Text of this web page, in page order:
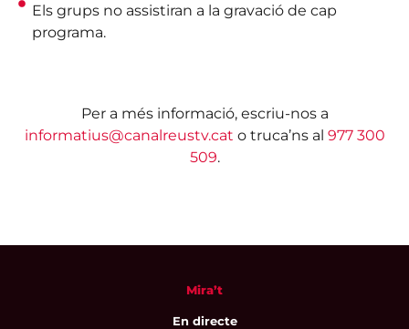
Els grups no assistiran a la gravació de cap
programa.
Per a més informació, escriu-nos a
informatius@canalreustv.cat o truca’ns al 977 300
509.
Mira’t
En directe